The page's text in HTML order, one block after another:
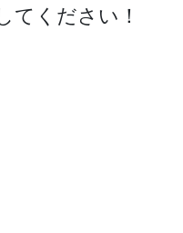
てください！